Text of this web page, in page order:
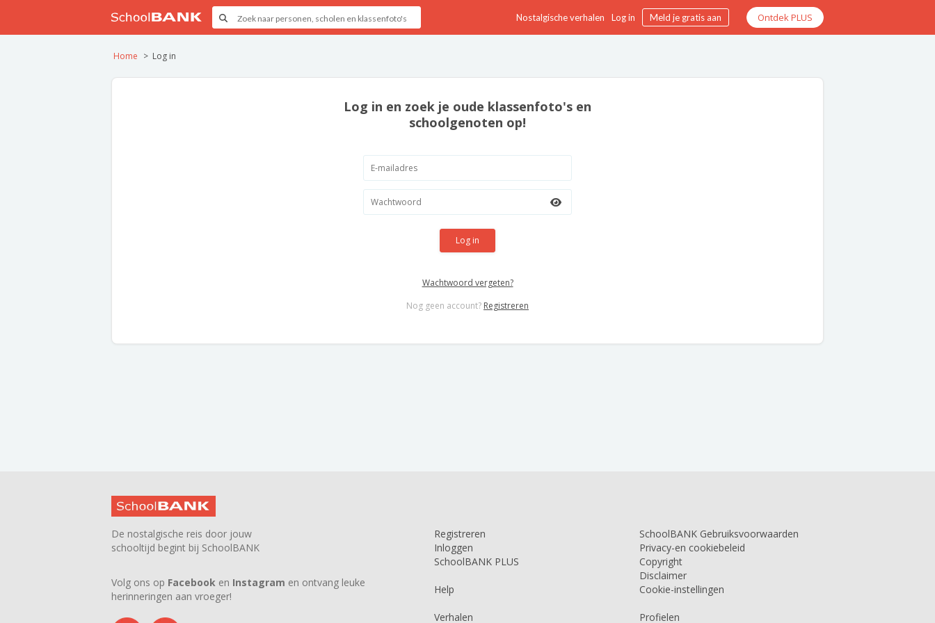
Nostalgische verhalen Log in Meld je gratis aan Ontdek PLUS
Home Log in
Log in en zoek je oude klassenfoto's en
schoolgenoten op!
Log in
Wachtwoord vergeten?
Nog geen account? Registreren
De nostalgische reis door jouw
schooltijd begint bij SchoolBANK
Volg ons op Facebook en Instagram en ontvang leuke
herinneringen aan vroeger!
Registreren
Inloggen
SchoolBANK PLUS
Help
Verhalen
SchoolBANK Gebruiksvoorwaarden
Privacy-en cookiebeleid
Copyright
Disclaimer
Cookie-instellingen
Profielen